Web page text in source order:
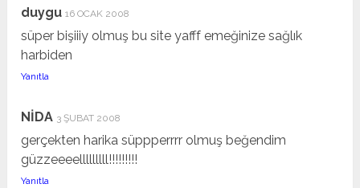
duygu 16 OCAK 2008
süper bişiiiy olmuş bu site yafff emeğinize sağlık
harbiden
Yanıtla
NİDA 3 ŞUBAT 2008
gerçekten harika süppperrrr olmuş beğendim
güzzeeeelllllllll!!!!!!!!!
Yanıtla